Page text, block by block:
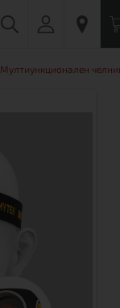
Мултиункционален